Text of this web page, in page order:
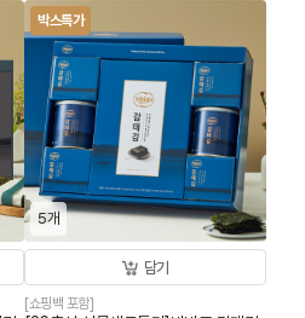
박스특가
5개
담기
[쇼핑백 포함]